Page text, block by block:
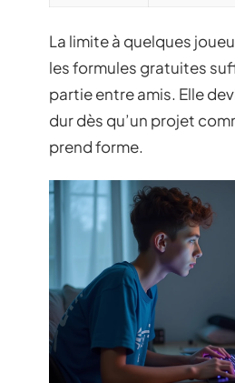
La limite à quelques
les formules gratuites
partie entre amis. Elle
dur dès qu’un projet
prend forme.